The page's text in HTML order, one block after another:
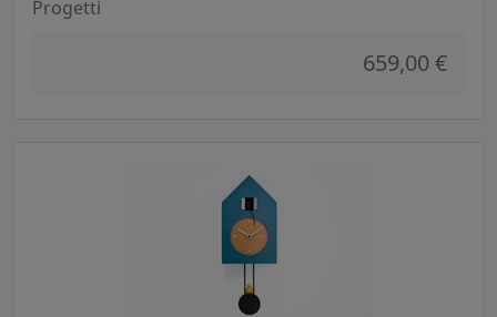
Progetti
659,00 €